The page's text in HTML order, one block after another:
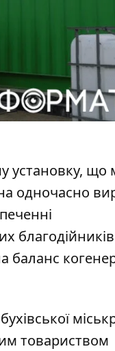
установку, що
одночасно
баланс
товариством